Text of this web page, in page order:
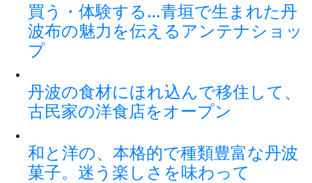
買う・体験する…青垣で生まれた丹
波布の魅力を伝えるアンテナショッ
プ
丹波の食材にほれ込んで移住して、
古民家の洋食店をオープン
和と洋の、本格的で種類豊富な丹波
菓子。迷う楽しさを味わって